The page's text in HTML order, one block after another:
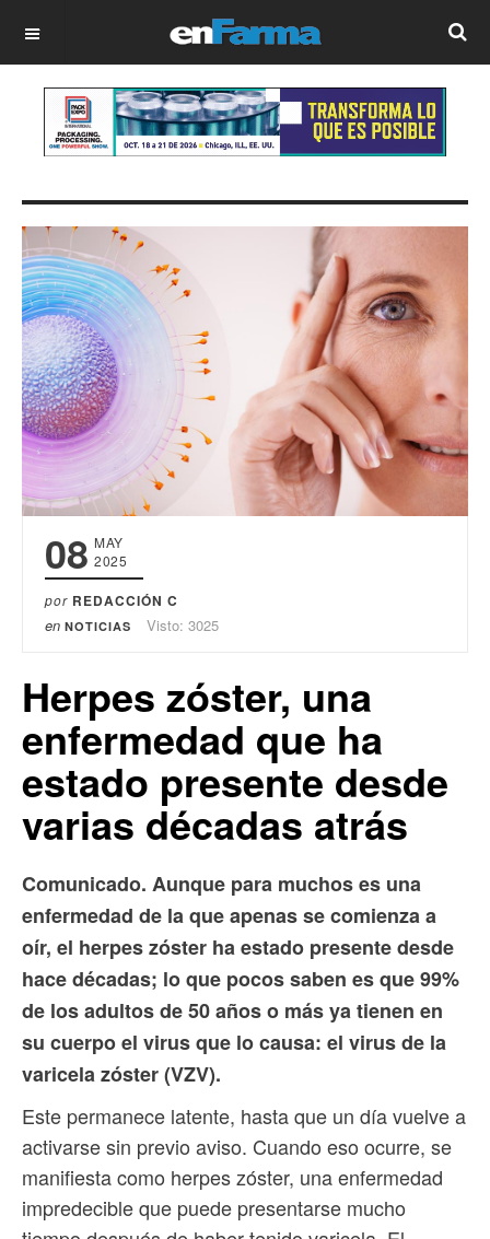
OFF CANVAS
08 MAY
2025
por REDACCIÓN C
en NOTICIAS Visto: 3025
Herpes zóster, una
enfermedad que ha
estado presente desde
varias décadas atrás
Comunicado. Aunque para muchos es una
enfermedad de la que apenas se comienza a
oír, el herpes zóster ha estado presente desde
hace décadas; lo que pocos saben es que 99%
de los adultos de 50 años o más ya tienen en
su cuerpo el virus que lo causa: el virus de la
varicela zóster (VZV).
Este permanece latente, hasta que un día vuelve a
activarse sin previo aviso. Cuando eso ocurre, se
manifiesta como herpes zóster, una enfermedad
impredecible que puede presentarse mucho